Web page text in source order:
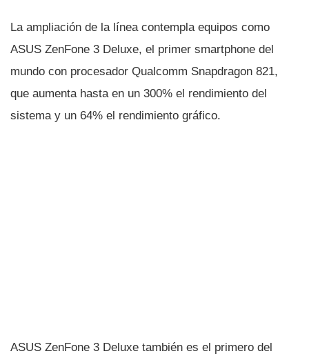
La ampliación de la lí­nea contempla equipos como
ASUS ZenFone 3 Deluxe, el primer smartphone del
mundo con procesador Qualcomm Snapdragon 821,
que aumenta hasta en un 300% el rendimiento del
sistema y un 64% el rendimiento gráfico.
ASUS ZenFone 3 Deluxe también es el primero del